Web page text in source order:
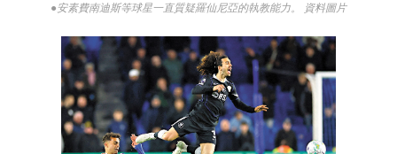
●安素費南迪斯等球星一直質疑羅仙尼亞的執教能力。 資料圖片